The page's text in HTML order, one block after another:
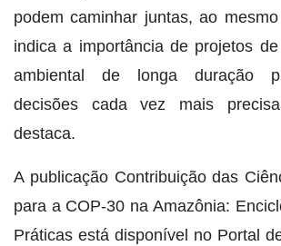
podem caminhar juntas, ao
indica a importância de projetos
ambiental de longa duração
decisões cada vez mais
destaca.
A publicação Contribuição das
para a COP-30 na Amazônia:
Práticas está disponível no Portal